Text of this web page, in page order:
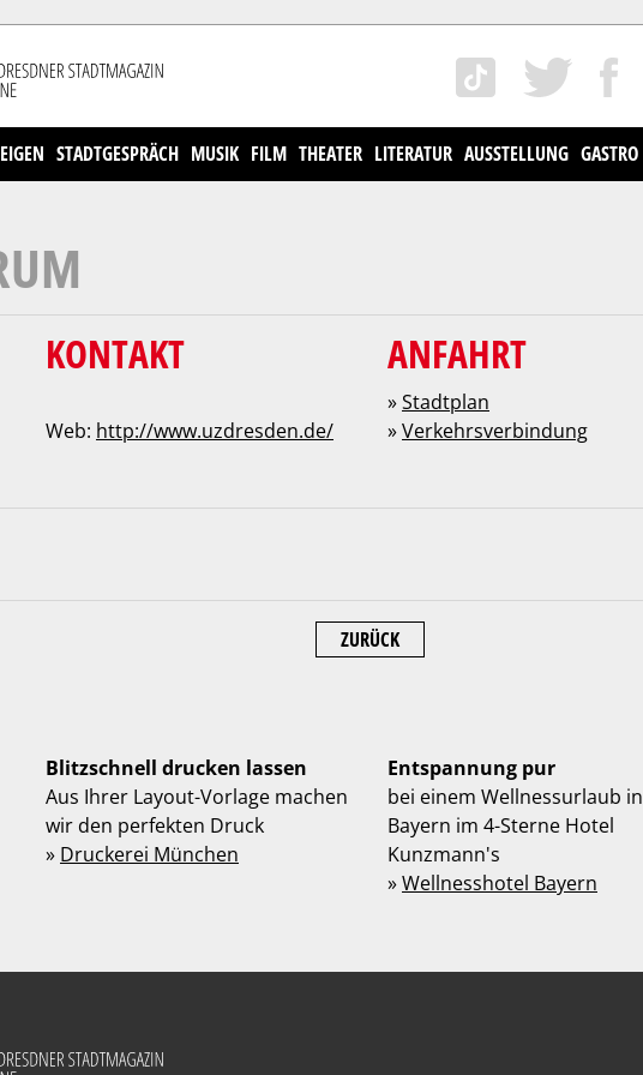
STADTGESPRÄCH MUSIK FILM THEATER LITERATUR AUSSTELLUNG GASTRO
KONTAKT
Web: http://www.uzdresden.de/
ANFAHRT
»Stadtplan
»Verkehrsverbindung
ZURÜCK
Blitzschnell drucken lassen
Aus Ihrer Layout-Vorlage machen
wir den perfekten Druck
» Druckerei München
Entspannung pur
bei einem Wellnessurlaub in
Bayern im 4-Sterne Hotel
Kunzmann's
»Wellnesshotel Bayern